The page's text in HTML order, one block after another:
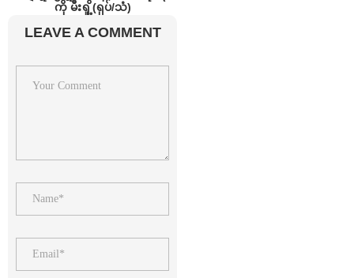
ကို မီးရှို့(ရုပ်/သံ)
LEAVE A COMMENT